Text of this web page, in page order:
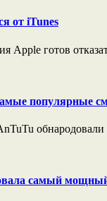
от iTunes
Apple готов
популярные
самый